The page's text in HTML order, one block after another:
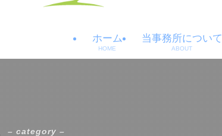
ホーム
HOME
当事務所について
ABOUT
– category –